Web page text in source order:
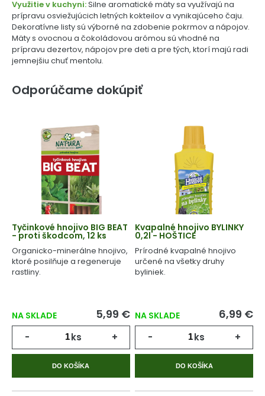
Využitie v kuchyni:Silne aromatické mäty sa využívajú na
prípravu osviežujúcich letných kokteilov a vynikajúceho čaju.
Dekoratívne listy sú výborné na zdobenie pokrmov a nápojov.
Mäty s ovocnou a čokoládovou arómou sú vhodné na
prípravu dezertov, nápojov pre deti a pre tých, ktorí majú radi
jemnejšiu chuť mentolu.
Odporúčame dokúpiť
Tyčinkové hnojivo BIG BEAT
- proti škodcom, 12 ks
Organicko-minerálne hnojivo,
ktoré posilňuje a regeneruje
rastliny.
NA SKLADE 5,99 €
- ks +
DO KOŠÍKA
Kvapalné hnojivo BYLINKY
0,2l - HOŠTICE
Prírodné kvapalné hnojivo
určené na všetky druhy
byliniek.
NA SKLADE 6,99 €
- ks +
DO KOŠÍKA